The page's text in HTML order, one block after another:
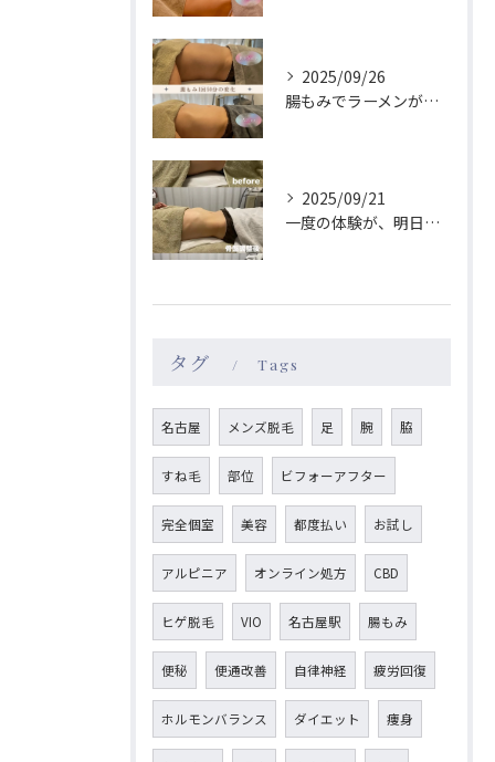
2025/09/26
腸もみでラーメンが食べたくなくなる😳？！
2025/09/21
一度の体験が、明日のあなたを格別にする🫧
タグ Tags
名古屋 メンズ脱毛 足 腕 脇
すね毛 部位 ビフォーアフター
完全個室 美容 都度払い お試し
アルピニア オンライン処方 CBD
ヒゲ脱毛 VIO 名古屋駅 腸もみ
便秘 便通改善 自律神経 疲労回復
ホルモンバランス ダイエット 痩身